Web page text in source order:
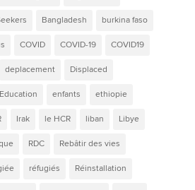
Bangladesh burkina faso
COVID COVID-19 COVID19
deplacement Displaced
Education enfants ethiopie
Irak le HCR liban Libye
RDC Rebâtir des vies
réfugiés Réinstallation